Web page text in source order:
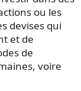
ou les
devises qui
et de
de
voire